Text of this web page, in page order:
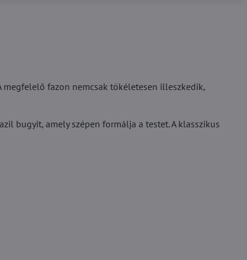
fazon nemcsak tökéletesen illeszkedik,
bugyit, amely szépen formálja a testet. A klasszikus